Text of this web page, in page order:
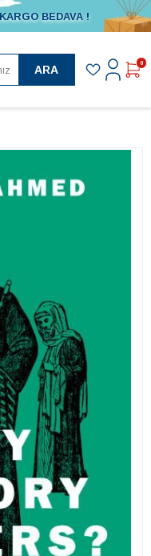
KARGO BEDAVA !
ARA
0